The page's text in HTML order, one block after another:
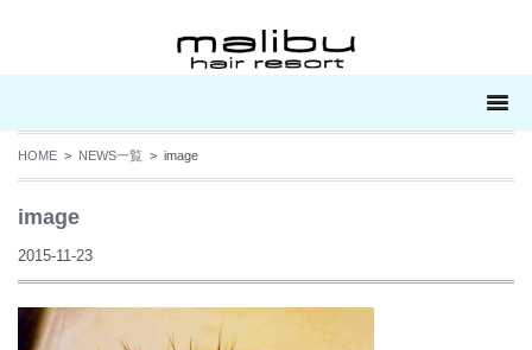
HOME > NEWS一覧 > image
image
2015-11-23